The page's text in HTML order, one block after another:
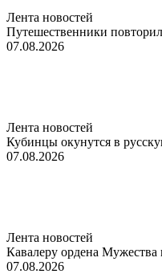
Лента новостей
Путешественники
07.08.2026
Лента новостей
Кубинцы окунутся в
07.08.2026
Лента новостей
Кавалеру ордена Мужества
07.08.2026